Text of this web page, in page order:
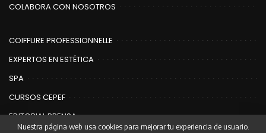
COLABORA CON NOSOTROS
COIFFURE PROFESSIONNELLE
EXPERTOS EN ESTÉTICA
SPA
CURSOS CEPEF
EDITORIAL PRENSA
Nuestra página web usa cookies para mejorar tu experiencia de usuario.